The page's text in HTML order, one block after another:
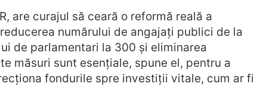
are curajul să ceară o reformă reală a
numărului de angajați publici de la
de parlamentari la 300 și eliminarea
măsuri sunt esențiale, spune el, pentru a
fondurile spre investiții vitale, cum ar fi